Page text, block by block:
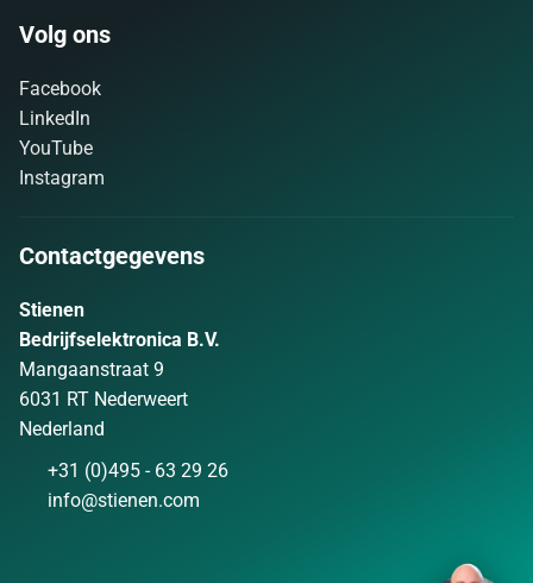
Volg ons
Facebook
LinkedIn
YouTube
Instagram
Contactgegevens
Stienen
Bedrijfselektronica B.V.
Mangaanstraat 9
6031 RT Nederweert
Nederland
+31 (0)495 - 63 29 26
info@stienen.com